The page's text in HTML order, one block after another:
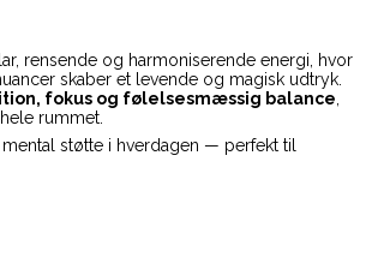
rensende og harmoniserende energi, hvor
skaber et levende og magisk udtryk.
fokus og følelsesmæssig balance
rummet.
støtte i hverdagen — perfekt til